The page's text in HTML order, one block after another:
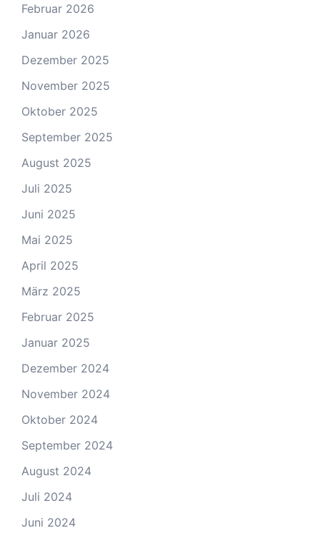
Februar 2026
Januar 2026
Dezember 2025
November 2025
Oktober 2025
September 2025
August 2025
Juli 2025
Juni 2025
Mai 2025
April 2025
März 2025
Februar 2025
Januar 2025
Dezember 2024
November 2024
Oktober 2024
September 2024
August 2024
Juli 2024
Juni 2024